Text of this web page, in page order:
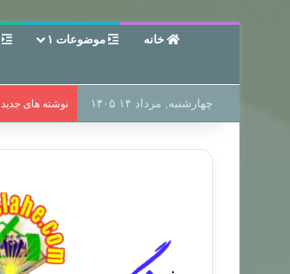
خانه موضوعات ۱
چهارشنبه, مرداد ۱۴ ۱۴۰۵ نوشته های جدید